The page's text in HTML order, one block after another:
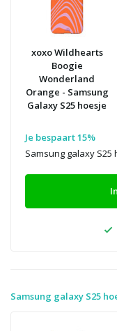
xoxo Wildhearts
Boogie
Wonderland
Orange - Samsung
Galaxy S25 hoesje
Je bespaart 15%
Samsung galaxy
Samsung galaxy S25